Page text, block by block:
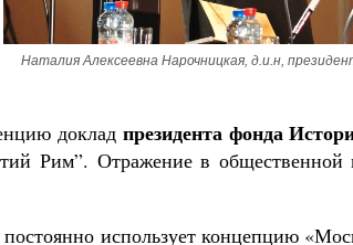
Наталия Алексеевна Нарочницкая, д.и.н,
доклад президента фонда
Рим”. Отражение в
постоянно использует концепцию